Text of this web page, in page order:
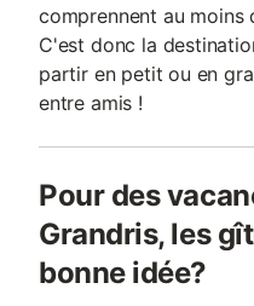
comprennent au moins
C'est donc la
partir en petit ou en
entre amis !
Pour des
Grandris, les
bonne idée?